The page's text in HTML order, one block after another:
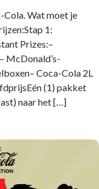
Cola. Wat moet je
1:
Prizes:–
McDonald’s-
Coca-Cola 2L
(1) pakket
naar het […]